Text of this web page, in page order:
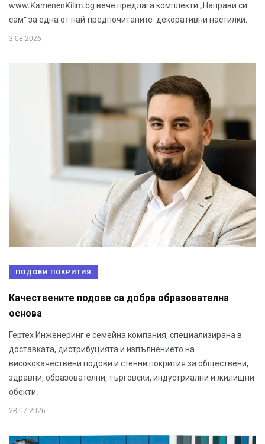
www.KamenenKilim.bg вече предлага комплекти „Направи си
сам“ за една от най-предпочитаните декоративни настилки.
3.08.2026
ПОДОВИ ПОКРИТИЯ
Качествените подове са добра образователна
основа
Гертех Инженеринг е семейна компания, специализирана в
доставката, дистрибуцията и изпълнението на
висококачествени подови и стенни покрития за обществени,
здравни, образователни, търговски, индустриални и жилищни
обекти.
28.07.2026